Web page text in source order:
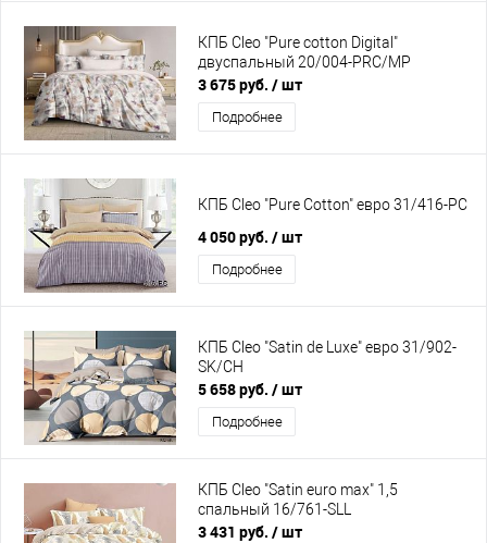
КПБ Cleo "Pure cotton Digital"
двуспальный 20/004-PRC/MP
3 675 руб. / шт
Подробнее
КПБ Cleo "Pure Cotton" евро 31/416-PC
4 050 руб. / шт
Подробнее
КПБ Cleo "Satin de Luxe" евро 31/902-
SK/CH
5 658 руб. / шт
Подробнее
КПБ Cleo "Satin euro max" 1,5
спальный 16/761-SLL
3 431 руб. / шт